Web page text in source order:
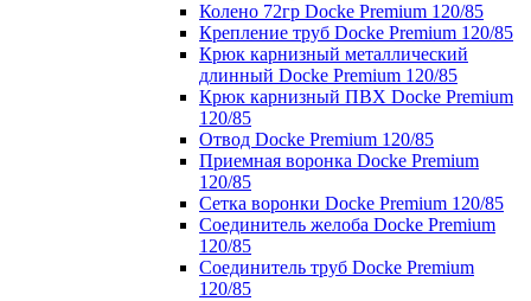
Колено 72гр Docke Premium 120/85
Крепление труб Docke Premium 120/85
Крюк карнизный металлический
длинный Docke Premium 120/85
Крюк карнизный ПВХ Docke Premium
120/85
Отвод Docke Premium 120/85
Приемная воронка Docke Premium
120/85
Сетка воронки Docke Premium 120/85
Соединитель желоба Docke Premium
120/85
Соединитель труб Docke Premium
120/85